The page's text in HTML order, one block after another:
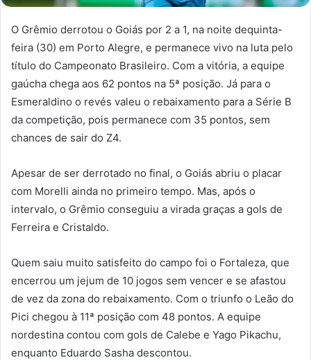
O Grêmio derrotou o Goiás por 2 a 1, na noite dequinta-
feira (30) em Porto Alegre, e permanece vivo na luta pelo
título do Campeonato Brasileiro. Com a vitória, a equipe
gaúcha chega aos 62 pontos na 5ª posição. Já para o
Esmeraldino o revés valeu o rebaixamento para a Série B
da competição, pois permanece com 35 pontos, sem
chances de sair do Z4.
Apesar de ser derrotado no final, o Goiás abriu o placar
com Morelli ainda no primeiro tempo. Mas, após o
intervalo, o Grêmio conseguiu a virada graças a gols de
Ferreira e Cristaldo.
Quem saiu muito satisfeito do campo foi o Fortaleza, que
encerrou um jejum de 10 jogos sem vencer e se afastou
de vez da zona do rebaixamento. Com o triunfo o Leão do
Pici chegou à 11ª posição com 48 pontos. A equipe
nordestina contou com gols de Calebe e Yago Pikachu,
enquanto Eduardo Sasha descontou.